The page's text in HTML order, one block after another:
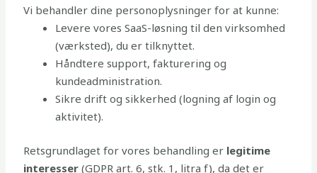
Vi behandler dine personoplysninger for at kunne:
Levere vores SaaS-løsning til den virksomhed
(værksted), du er tilknyttet.
Håndtere support, fakturering og
kundeadministration.
Sikre drift og sikkerhed (logning af login og
aktivitet).
Retsgrundlaget for vores behandling er legitime
interesser (GDPR art. 6, stk. 1, litra f), da det er